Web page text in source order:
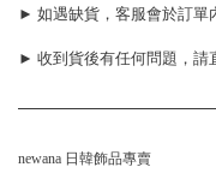
► 如遇缺貨，客服會於訂單
► 收到貨後有任何問題，請
newana 日韓飾品專賣